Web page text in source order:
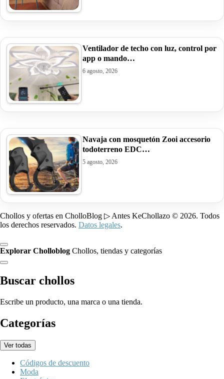
Ventilador de techo con luz, control por
app o mando…
6 agosto, 2026
Navaja con mosquetón Zooi accesorio
todoterreno EDC…
5 agosto, 2026
Chollos y ofertas en CholloBlog ▷ Antes KeChollazo © 2026. Todos
los derechos reservados. Datos legales.
Explorar Cholloblog Chollos, tiendas y categorías
Buscar chollos
Escribe un producto, una marca o una tienda.
Categorías
Ver todas
Códigos de descuento
Moda